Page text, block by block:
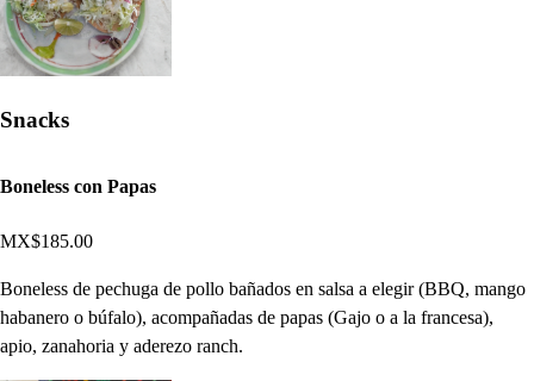
Snacks
Boneless con Papas
MX$185.00
Boneless de pechuga de pollo bañados en salsa a elegir (BBQ, mango
habanero o búfalo), acompañadas de papas (Gajo o a la francesa),
apio, zanahoria y aderezo ranch.